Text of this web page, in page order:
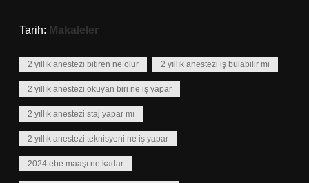
Tarih: Makaleler
2 yıllık anestezi bitiren ne olur 2 yıllık anestezi iş bulabilir mi
2 yıllık anestezi okuyan biri ne iş yapar
2 yıllık anestezi staj yapar mı
2 yıllık anestezi teknisyeni ne iş yapar
2024 ebe maaşı ne kadar